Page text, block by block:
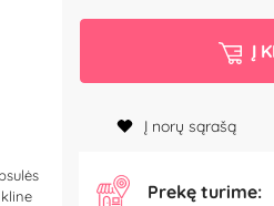
Į
Į norų sąrašą
Prekę turime: